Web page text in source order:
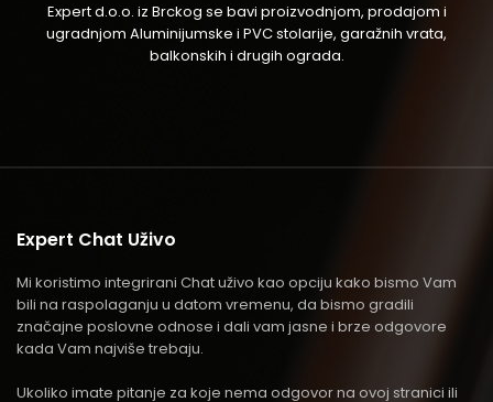
Expert d.o.o. iz Brckog se bavi proizvodnjom, prodajom i
ugradnjom Aluminijumske i PVC stolarije, garažnih vrata,
balkonskih i drugih ograda.
Expert Chat Uživo
Mi koristimo integrirani Chat uživo kao opciju kako bismo Vam
bili na raspolaganju u datom vremenu, da bismo gradili
značajne poslovne odnose i dali vam jasne i brze odgovore
kada Vam najviše trebaju.
Ukoliko imate pitanje za koje nema odgovor na ovoj stranici ili